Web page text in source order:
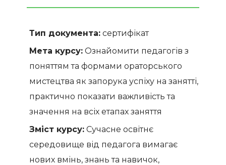
Тип документа: сертифікат
Мета курсу: Ознайомити педагогів з
поняттям та формами ораторського
мистецтва як запорука успіху на занятті,
практично показати важливість та
значення на всіх етапах заняття
Зміст курсу: Сучасне освітнє
середовище від педагога вимагає
нових вмінь, знань та навичок,